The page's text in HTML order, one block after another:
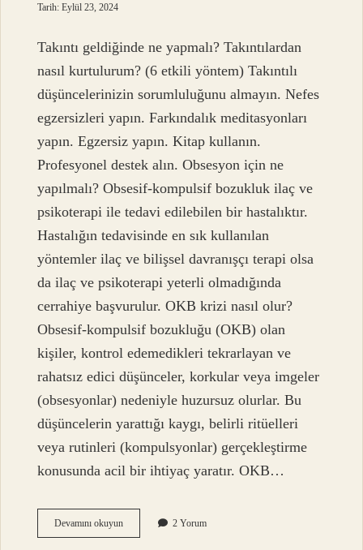
Tarih: Eylül 23, 2024
Takıntı geldiğinde ne yapmalı? Takıntılardan
nasıl kurtulurum? (6 etkili yöntem) Takıntılı
düşüncelerinizin sorumluluğunu almayın. Nefes
egzersizleri yapın. Farkındalık meditasyonları
yapın. Egzersiz yapın. Kitap kullanın.
Profesyonel destek alın. Obsesyon için ne
yapılmalı? Obsesif-kompulsif bozukluk ilaç ve
psikoterapi ile tedavi edilebilen bir hastalıktır.
Hastalığın tedavisinde en sık kullanılan
yöntemler ilaç ve bilişsel davranışçı terapi olsa
da ilaç ve psikoterapi yeterli olmadığında
cerrahiye başvurulur. OKB krizi nasıl olur?
Obsesif-kompulsif bozukluğu (OKB) olan
kişiler, kontrol edemedikleri tekrarlayan ve
rahatsız edici düşünceler, korkular veya imgeler
(obsesyonlar) nedeniyle huzursuz olurlar. Bu
düşüncelerin yarattığı kaygı, belirli ritüelleri
veya rutinleri (kompulsyonlar) gerçekleştirme
konusunda acil bir ihtiyaç yaratır. OKB…
Devamını okuyunObsesyon
Geldiğinde
2 Yorum